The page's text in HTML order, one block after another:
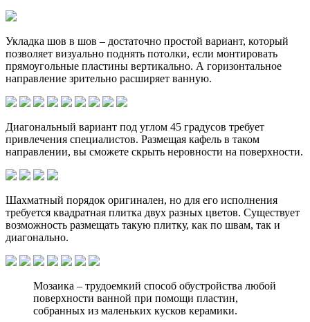
Укладка шов в шов – достаточно простой вариант, который
позволяет визуально поднять потолки, если монтировать
прямоугольные пластины вертикально. А горизонтальное
направление зрительно расширяет ванную.
Диагональный вариант под углом 45 градусов требует
привлечения специалистов. Размещая кафель в таком
направлении, вы сможете скрыть неровности на поверхности.
Шахматный порядок оригинален, но для его исполнения
требуется квадратная плитка двух разных цветов. Существует
возможность размещать такую плитку, как по швам, так и
диагонально.
Мозаика – трудоемкий способ обустройства любой
поверхности ванной при помощи пластин,
собранных из маленьких кусков керамики.